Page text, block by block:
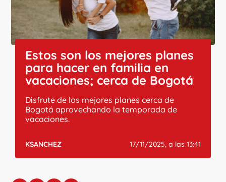
Estos son los mejores planes
para hacer en familia en
vacaciones; cerca de Bogotá
Disfrute de los mejores planes cerca de
Bogotá aprovechando la temporada de
vacaciones.
KSANCHEZ 17/11/2025, a las 13:41